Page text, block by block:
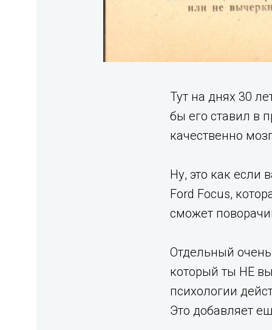
Тут на днях 30
бы его ставил в
качественно
Ну, это как если
Ford Focus,
сможет
Отдельный
который ты НЕ
психологии
Это добавляет